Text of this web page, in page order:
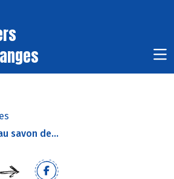
savon de...